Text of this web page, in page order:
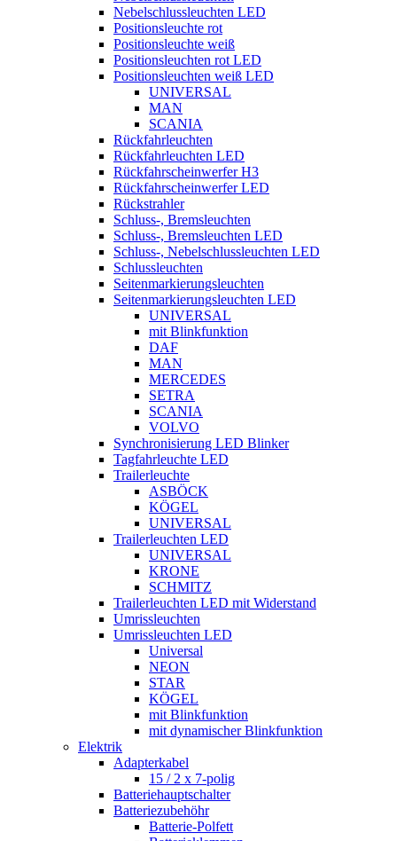
Nebelschlussleuchten LED
Positionsleuchte rot
Positionsleuchte weiß
Positionsleuchten rot LED
Positionsleuchten weiß LED
UNIVERSAL
MAN
SCANIA
Rückfahrleuchten
Rückfahrleuchten LED
Rückfahrscheinwerfer H3
Rückfahrscheinwerfer LED
Rückstrahler
Schluss-, Bremsleuchten
Schluss-, Bremsleuchten LED
Schluss-, Nebelschlussleuchten LED
Schlussleuchten
Seitenmarkierungsleuchten
Seitenmarkierungsleuchten LED
UNIVERSAL
mit Blinkfunktion
DAF
MAN
MERCEDES
SETRA
SCANIA
VOLVO
Synchronisierung LED Blinker
Tagfahrleuchte LED
Trailerleuchte
ASBÖCK
KÖGEL
UNIVERSAL
Trailerleuchten LED
UNIVERSAL
KRONE
SCHMITZ
Trailerleuchten LED mit Widerstand
Umrissleuchten
Umrissleuchten LED
Universal
NEON
STAR
KÖGEL
mit Blinkfunktion
mit dynamischer Blinkfunktion
Elektrik
Adapterkabel
15 / 2 x 7-polig
Batteriehauptschalter
Batteriezubehöhr
Batterie-Polfett